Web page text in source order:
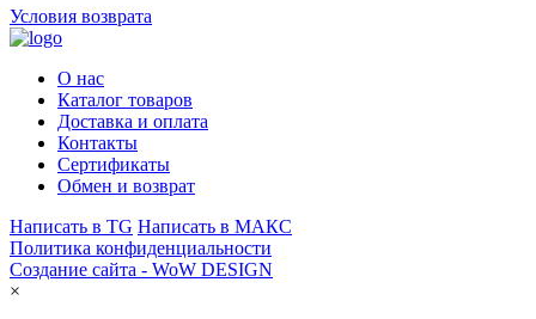
Условия возврата
О нас
Каталог товаров
Доставка и оплата
Контакты
Сертификаты
Обмен и возврат
Написать в TG Написать в МАКС
Политика конфиденциальности
Создание сайта - WoW DESIGN
×